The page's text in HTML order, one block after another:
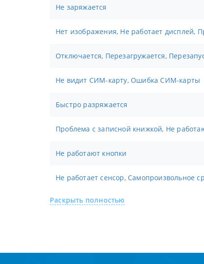
Не заряжается
Нет изображения, Не работает дисплей,
Отключается, Перезагружается,
Не видит СИМ-карту, Ошибка СИМ-карты
Быстро разряжается
Проблема с записной книжкой, Не
Не работают кнопки
Не работает сенсор, Самопроизвольное
Раскрыть полностью